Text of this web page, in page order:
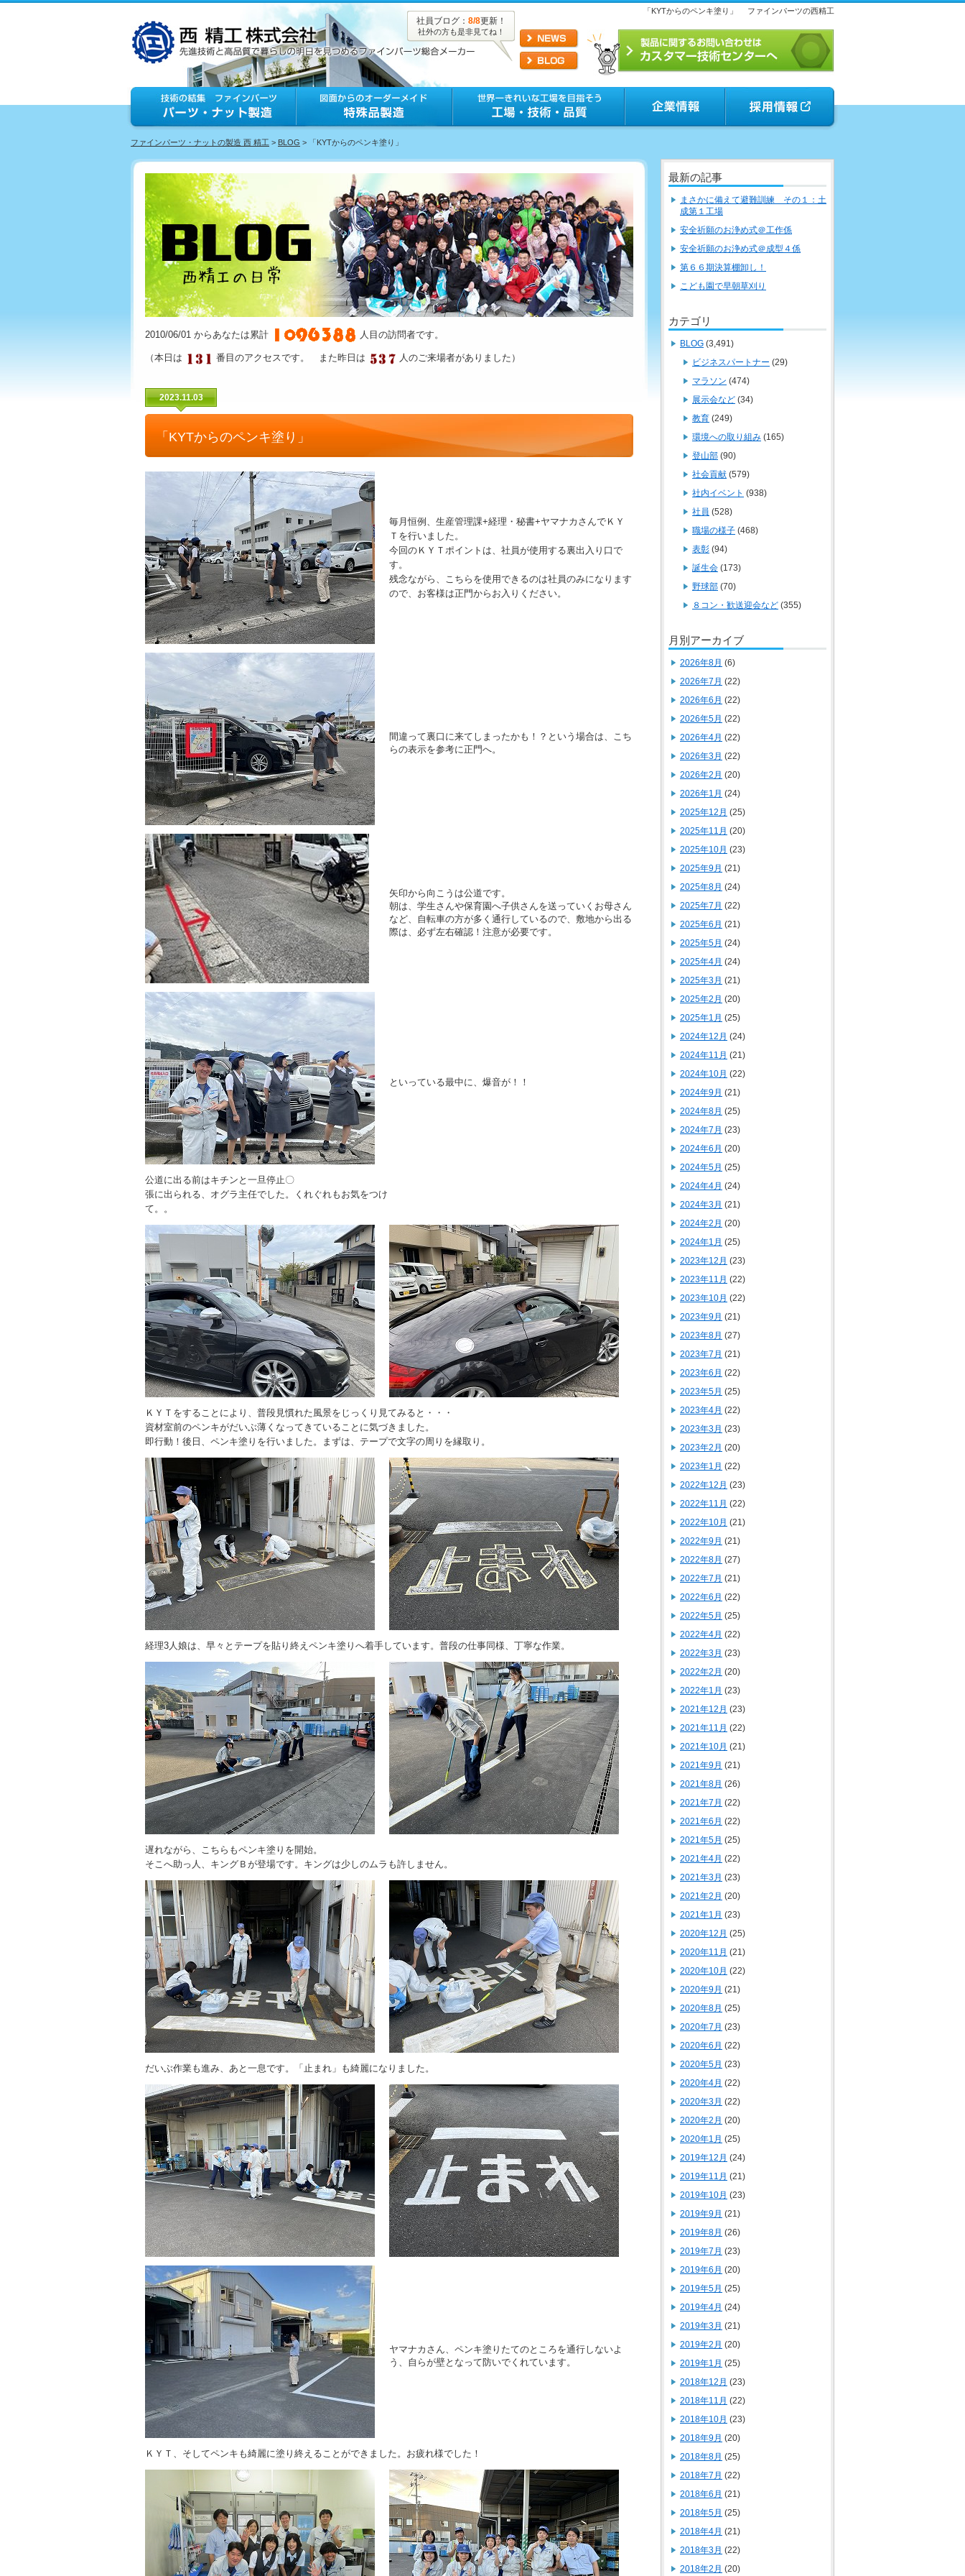
「KYTからのペンキ塗り」 ファインパーツの西精工
社員ブログ： 8/8更新！
社外の方も是非見てね！
ファインパーツ・ナットの製造 西 精工 > BLOG > 「KYTからのペンキ塗り」
2010/06/01 からあなたは累計 人目の訪問者です。
（本日は 番目のアクセスです。 また昨日は 人のご来場者がありました）
2023.11.03
「KYTからのペンキ塗り」
毎月恒例、生産管理課+経理・秘書+ヤマナカさんでＫＹ
Ｔを行いました。
今回のＫＹＴポイントは、社員が使用する裏出入り口で
す。
残念ながら、こちらを使用できるのは社員のみになります
ので、お客様は正門からお入りください。
間違って裏口に来てしまったかも！？という場合は、こち
らの表示を参考に正門へ。
矢印から向こうは公道です。
朝は、学生さんや保育園へ子供さんを送っていくお母さん
など、自転車の方が多く通行しているので、敷地から出る
際は、必ず左右確認！注意が必要です。
といっている最中に、爆音が！！
公道に出る前はキチンと一旦停止〇
張に出られる、オグラ主任でした。くれぐれもお気をつけ
て。。
ＫＹＴをすることにより、普段見慣れた風景をじっくり見てみると・・・
資材室前のペンキがだいぶ薄くなってきていることに気づきました。
即行動！後日、ペンキ塗りを行いました。まずは、テープで文字の周りを縁取り。
経理3人娘は、早々とテープを貼り終えペンキ塗りへ着手しています。普段の仕事同様、丁寧な作業。
遅れながら、こちらもペンキ塗りを開始。
そこへ助っ人、キングＢが登場です。キングは少しのムラも許しません。
だいぶ作業も進み、あと一息です。「止まれ」も綺麗になりました。
ヤマナカさん、ペンキ塗りたてのところを通行しないよ
う、自らが壁となって防いでくれています。
ＫＹＴ、そしてペンキも綺麗に塗り終えることができました。お疲れ様でした！
最新の記事
まさかに備えて避難訓練 その１：土
成第１工場
安全祈願のお浄め式＠工作係
安全祈願のお浄め式＠成型４係
第６６期決算棚卸し！
こども園で早朝草刈り
カテゴリ
BLOG (3,491)
ビジネスパートナー (29)
マラソン (474)
展示会など (34)
教育 (249)
環境への取り組み (165)
登山部 (90)
社会貢献 (579)
社内イベント (938)
社員 (528)
職場の様子 (468)
表彰 (94)
誕生会 (173)
野球部 (70)
８コン・歓送迎会など (355)
月別アーカイブ
2026年8月 (6)
2026年7月 (22)
2026年6月 (22)
2026年5月 (22)
2026年4月 (22)
2026年3月 (22)
2026年2月 (20)
2026年1月 (24)
2025年12月 (25)
2025年11月 (20)
2025年10月 (23)
2025年9月 (21)
2025年8月 (24)
2025年7月 (22)
2025年6月 (21)
2025年5月 (24)
2025年4月 (24)
2025年3月 (21)
2025年2月 (20)
2025年1月 (25)
2024年12月 (24)
2024年11月 (21)
2024年10月 (22)
2024年9月 (21)
2024年8月 (25)
2024年7月 (23)
2024年6月 (20)
2024年5月 (25)
2024年4月 (24)
2024年3月 (21)
2024年2月 (20)
2024年1月 (25)
2023年12月 (23)
2023年11月 (22)
2023年10月 (22)
2023年9月 (21)
2023年8月 (27)
2023年7月 (21)
2023年6月 (22)
2023年5月 (25)
2023年4月 (22)
2023年3月 (23)
2023年2月 (20)
2023年1月 (22)
2022年12月 (23)
2022年11月 (22)
2022年10月 (21)
2022年9月 (21)
2022年8月 (27)
2022年7月 (21)
2022年6月 (22)
2022年5月 (25)
2022年4月 (22)
2022年3月 (23)
2022年2月 (20)
2022年1月 (23)
2021年12月 (23)
2021年11月 (22)
2021年10月 (21)
2021年9月 (21)
2021年8月 (26)
2021年7月 (22)
2021年6月 (22)
2021年5月 (25)
2021年4月 (22)
2021年3月 (23)
2021年2月 (20)
2021年1月 (23)
2020年12月 (25)
2020年11月 (21)
2020年10月 (22)
2020年9月 (21)
2020年8月 (25)
2020年7月 (23)
2020年6月 (22)
2020年5月 (23)
2020年4月 (22)
2020年3月 (22)
2020年2月 (20)
2020年1月 (25)
2019年12月 (24)
2019年11月 (21)
2019年10月 (23)
2019年9月 (21)
2019年8月 (26)
2019年7月 (23)
2019年6月 (20)
2019年5月 (25)
2019年4月 (24)
2019年3月 (21)
2019年2月 (20)
2019年1月 (25)
2018年12月 (23)
2018年11月 (22)
2018年10月 (23)
2018年9月 (20)
2018年8月 (25)
2018年7月 (22)
2018年6月 (21)
2018年5月 (25)
2018年4月 (21)
2018年3月 (22)
2018年2月 (20)